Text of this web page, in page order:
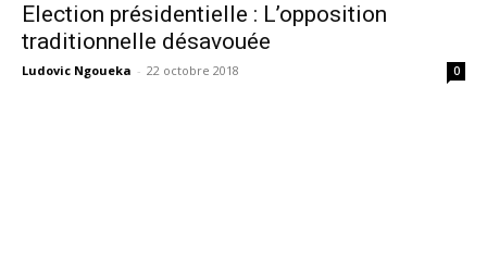
Election présidentielle : L’opposition
traditionnelle désavouée
Ludovic Ngoueka - 22 octobre 2018 0